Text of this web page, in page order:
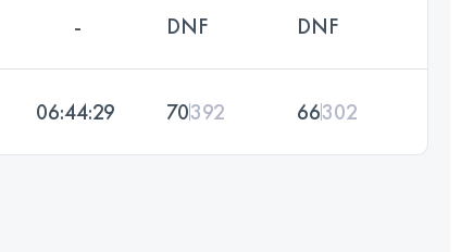
- DNF DNF
06:44:29 70392 66302